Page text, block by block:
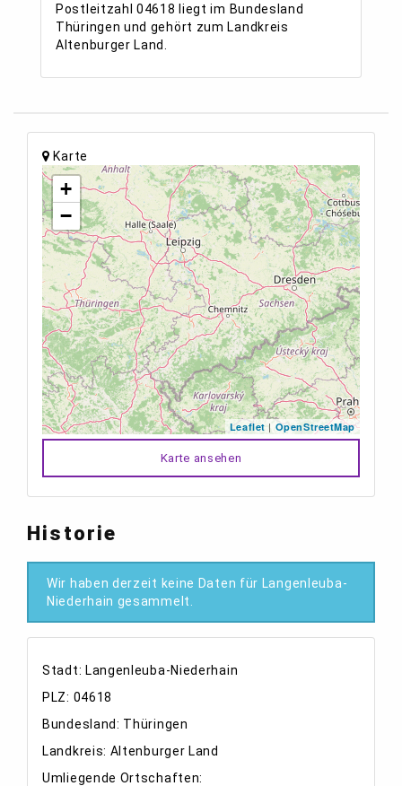
Postleitzahl 04618 liegt im Bundesland
Thüringen und gehört zum Landkreis
Altenburger Land.
Karte
+
−
Leaflet | OpenStreetMap
Karte ansehen
Historie
Wir haben derzeit keine Daten für Langenleuba-
Niederhain gesammelt.
Stadt: Langenleuba-Niederhain
PLZ: 04618
Bundesland: Thüringen
Landkreis: Altenburger Land
Umliegende Ortschaften: